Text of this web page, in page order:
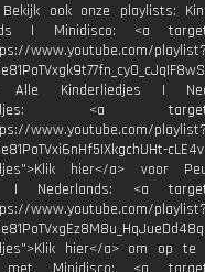
ook onze playlists:
| Minidisco: <a
www.youtube.com/
Alle Kinderliedjes |
<a
www.youtube.com/
hier</a> voor
| Nederlands: <a
www.youtube.com/
hier</a> om op te